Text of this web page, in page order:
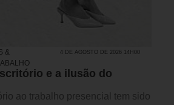
&
4 DE AGOSTO DE 2026 14H00
e a ilusão do
ao trabalho presencial tem sido